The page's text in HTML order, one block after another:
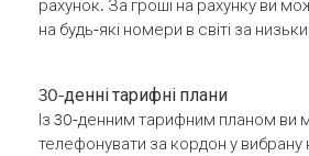
рахунок. За гроші на рахунку ви
на будь-які номери в світі за
30-денні тарифні плани
Із 30-денним тарифним планом ви
телефонувати за кордон у вибрану